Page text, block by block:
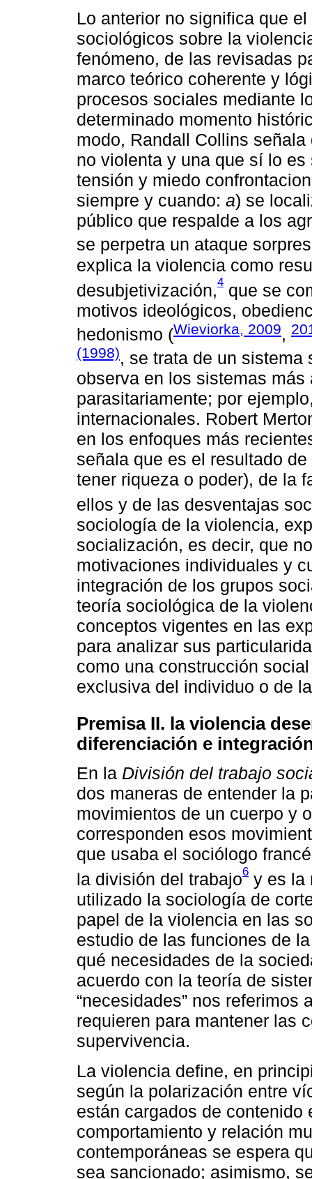
Lo anterior no significa que
sociológicos sobre la
fenómeno, de las revisadas
marco teórico coherente y
procesos sociales mediante
determinado momento
modo, Randall Collins
no violenta y una que sí lo
tensión y miedo
siempre y cuando: a) se
público que respalde a los
se perpetra un ataque
explica la violencia como
desubjetivización,4 que se
motivos ideológicos,
hedonismo (Wieviorka, 2009,
(1998), se trata de un sistema
observa en los sistemas
parasitariamente; por
internacionales. Robert
en los enfoques más
señala que es el resultado
tener riqueza o poder), de la
ellos y de las desventajas
sociología de la violencia,
socialización, es decir, que
motivaciones individuales y
integración de los grupos
teoría sociológica de la
conceptos vigentes en las
para analizar sus
como una construcción
exclusiva del individuo o de
Premisa II. la violencia
diferenciación e
En la División del trabajo
dos maneras de entender la
movimientos de un cuerpo y
corresponden esos
que usaba el sociólogo
la división del trabajo6 y es la
utilizado la sociología de
papel de la violencia en las
estudio de las funciones de
qué necesidades de la
acuerdo con la teoría de
“necesidades” nos
requieren para mantener las
supervivencia.
La violencia define, en
según la polarización entre
están cargados de
comportamiento y relación
contemporáneas se espera
sea sancionado; asimismo,